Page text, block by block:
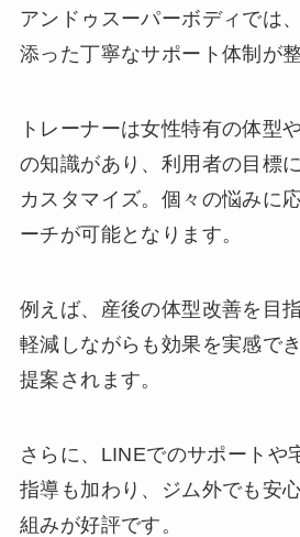
アンドゥスーパーボディでは
添った丁寧なサポート体制が
トレーナーは女性特有の体型
の知識があり、利用者の目標
カスタマイズ。個々の悩みに
ーチが可能となります。
例えば、産後の体型改善を目
軽減しながらも効果を実感で
提案されます。
さらに、LINEでのサポートや
指導も加わり、ジム外でも安
組みが好評です。